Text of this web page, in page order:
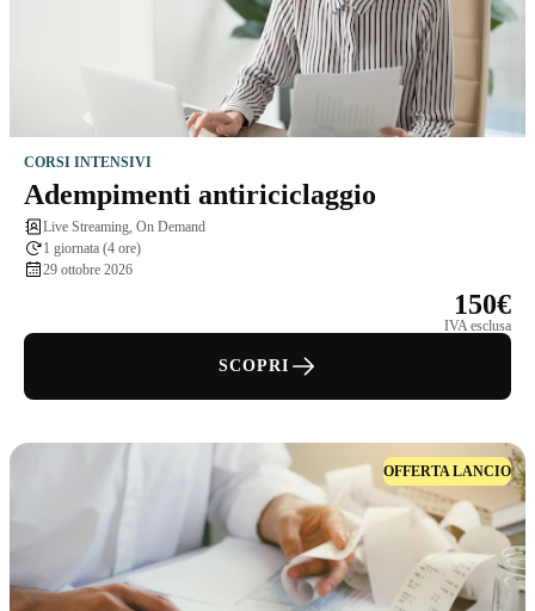
CORSI INTENSIVI
Adempimenti antiriciclaggio
Live Streaming, On Demand
1 giornata (4 ore)
29 ottobre 2026
150€
IVA esclusa
SCOPRI
OFFERTA LANCIO